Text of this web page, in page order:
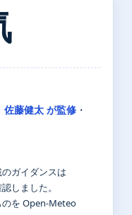
佐藤健太 が監修 ・
ガイダンスは
しました。
を Open-Meteo